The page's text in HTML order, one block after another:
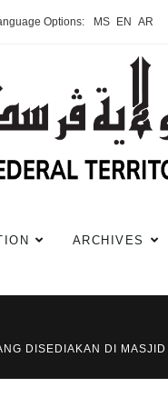
Options: MS EN AR
ARCHIVES
DISEDIAKAN DI